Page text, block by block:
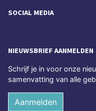
SOCIAL MEDIA
NIEUWSBRIEF AANMELDEN
Schrijf je in voor onze
samenvatting van alle
Aanmelden